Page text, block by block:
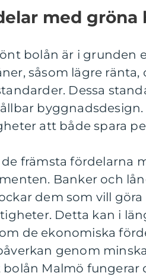
med gröna
bolån är i grunden
såsom lägre
Dessa
att både spara
de främsta fördelarna
Banker och
dem som vill
Detta kan i
de ekonomiska
genom
bolån Malmö